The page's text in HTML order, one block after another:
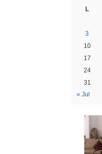
L
3
10
17
24
31
« Jul